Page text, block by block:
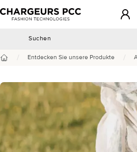
Chargeurs PCC
Suchen
/ Entdecken Sie unsere Produkte /